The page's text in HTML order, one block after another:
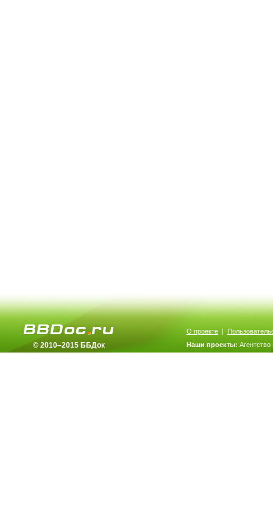
© 2010–2015 ББДок
О проекте |
Наши проекты: